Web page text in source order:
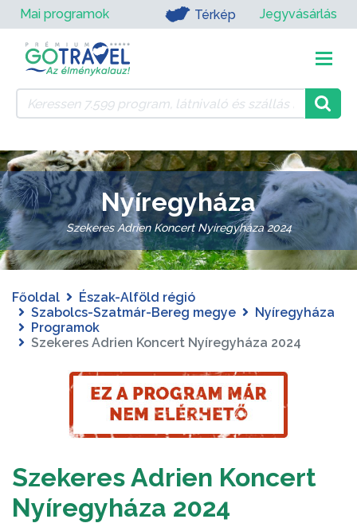
Mai programok Térkép Jegyvásárlás
Nyíregyháza
Szekeres Adrien Koncert Nyíregyháza 2024
Főoldal
Észak-Alföld régió
Szabolcs-Szatmár-Bereg megye
Nyíregyháza
Programok
Szekeres Adrien Koncert Nyíregyháza 2024
Szekeres Adrien Koncert
Nyíregyháza 2024